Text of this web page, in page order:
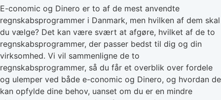
E-conomic og Dinero er to af de mest anvendte
regnskabsprogrammer i Danmark, men hvilken af dem skal
du vælge? Det kan være svært at afgøre, hvilket af de to
regnskabsprogrammer, der passer bedst til dig og din
virksomhed. Vi vil sammenligne de to
regnskabsprogrammer, så du får et overblik over fordele
og ulemper ved både e-conomic og Dinero, og hvordan de
kan opfylde dine behov, uanset om du er en mindre